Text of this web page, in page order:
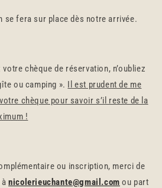
se fera sur place dès notre arrivée.
chèque de réservation, n’oubliez
ou camping ». Il est prudent de me
chèque pour savoir s’il reste de la
!
ou inscription, merci de
ànicolerieuchante@gmail.com ou part